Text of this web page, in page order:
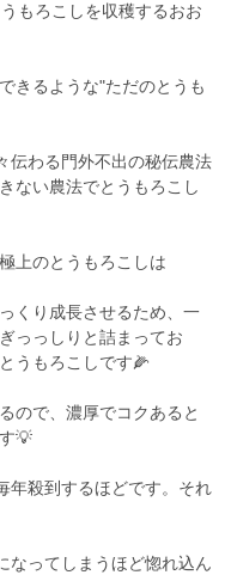
もろこしを収穫するおお
きるような"ただのとうも
伝わる門外不出の秘伝農法
ない農法でとうもろこし
上のとうもろこしは
くり成長させるため、一
っっしりと詰まってお
うもろこしです🌽
ので、濃厚でコクあると
💡
年殺到するほどです。それ
なってしまうほど惚れ込ん